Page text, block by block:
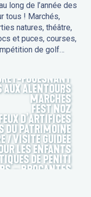
long de l’année des
tous ! Marchés,
natures, théâtre,
et puces, courses,
de golf…
FOUESNANT
ALENTOURS
MARCHÉS
FEST NOZ
FEUX D’ARTIFICES
DU PATRIMOINE
/ VISITE GUIDÉE
LES ENFANTS
DE PENITI
– BROCANTES